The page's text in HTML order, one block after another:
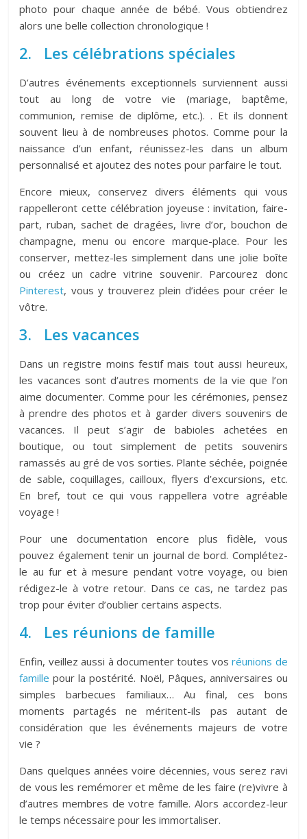
photo pour chaque année de bébé. Vous obtiendrez
alors une belle collection chronologique !
2. Les célébrations spéciales
D’autres événements exceptionnels surviennent aussi
tout au long de votre vie (mariage, baptême,
communion, remise de diplôme, etc.). . Et ils donnent
souvent lieu à de nombreuses photos. Comme pour la
naissance d’un enfant, réunissez-les dans un album
personnalisé et ajoutez des notes pour parfaire le tout.
Encore mieux, conservez divers éléments qui vous
rappelleront cette célébration joyeuse : invitation, faire-
part, ruban, sachet de dragées, livre d’or, bouchon de
champagne, menu ou encore marque-place. Pour les
conserver, mettez-les simplement dans une jolie boîte
ou créez un cadre vitrine souvenir. Parcourez donc
Pinterest, vous y trouverez plein d’idées pour créer le
vôtre.
3. Les vacances
Dans un registre moins festif mais tout aussi heureux,
les vacances sont d’autres moments de la vie que l’on
aime documenter. Comme pour les cérémonies, pensez
à prendre des photos et à garder divers souvenirs de
vacances. Il peut s’agir de babioles achetées en
boutique, ou tout simplement de petits souvenirs
ramassés au gré de vos sorties. Plante séchée, poignée
de sable, coquillages, cailloux, flyers d’excursions, etc.
En bref, tout ce qui vous rappellera votre agréable
voyage !
Pour une documentation encore plus fidèle, vous
pouvez également tenir un journal de bord. Complétez-
le au fur et à mesure pendant votre voyage, ou bien
rédigez-le à votre retour. Dans ce cas, ne tardez pas
trop pour éviter d’oublier certains aspects.
4. Les réunions de famille
Enfin, veillez aussi à documenter toutes vosréunions de
famille pour la postérité. Noël, Pâques, anniversaires ou
simples barbecues familiaux… Au final, ces bons
moments partagés ne méritent-ils pas autant de
considération que les événements majeurs de votre
vie ?
Dans quelques années voire décennies, vous serez ravi
de vous les remémorer et même de les faire (re)vivre à
d’autres membres de votre famille. Alors accordez-leur
le temps nécessaire pour les immortaliser.